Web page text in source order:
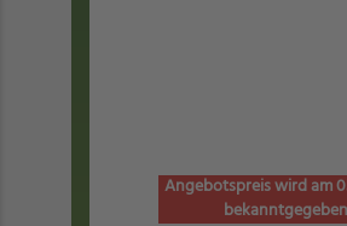
Angebotspreis wird am